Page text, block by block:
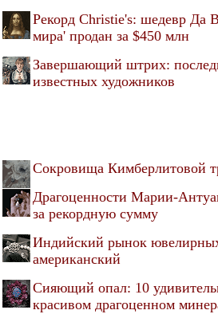
Рекорд Christie's: шедевр Да
мира' продан за $450 млн
Завершающий штрих:
известных художников
Сокровища Кимберлитовой
Драгоценности Марии-
за рекордную сумму
Индийский рынок
американский
Сияющий опал: 10
красивом драгоценном